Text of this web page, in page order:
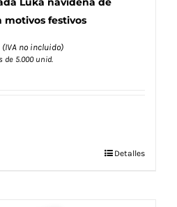
motivos festivos
(IVA no incluido)
de 5.000 unid.
Detalles